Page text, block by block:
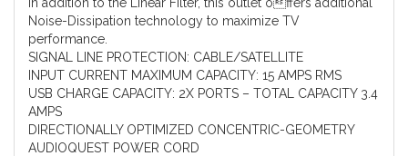
Noise-Dissipation technology to maximize TV
performance.
SIGNAL LINE PROTECTION: CABLE/SATELLITE
INPUT CURRENT MAXIMUM CAPACITY: 15 AMPS RMS
USB CHARGE CAPACITY: 2X PORTS – TOTAL CAPACITY 3.4
AMPS
DIRECTIONALLY OPTIMIZED CONCENTRIC-GEOMETRY
AUDIOQUEST POWER CORD